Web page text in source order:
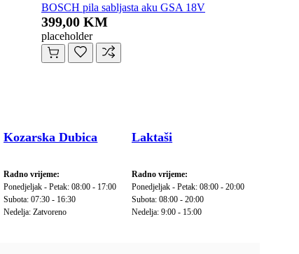
BOSCH pila sabljasta aku GSA 18V
399,00 KM
placeholder
Kozarska Dubica
Radno vrijeme:
Ponedjeljak - Petak: 08:00 - 17:00
Subota: 07:30 - 16:30
Nedelja: Zatvoreno
Laktaši
Radno vrijeme:
Ponedjeljak - Petak: 08:00 - 20:00
Subota: 08:00 - 20:00
Nedelja: 9:00 - 15:00